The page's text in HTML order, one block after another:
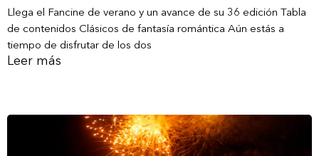
Llega el Fancine de verano y un avance de su 36 edición Tabla
de contenidos Clásicos de fantasía romántica Aún estás a
tiempo de disfrutar de los dos
Leer más